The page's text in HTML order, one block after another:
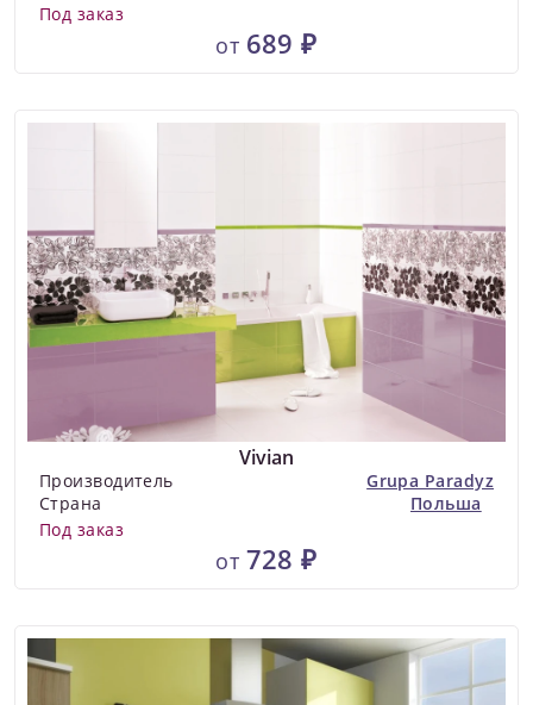
Под заказ
от 689 ₽
Vivian
Производитель
Grupa Paradyz
Страна
Польша
Под заказ
от 728 ₽